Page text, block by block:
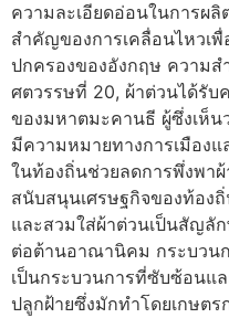
ความละเอียดอ่อนในการผ
สำคัญของการเคลื่อนไหวเ
ปกครองของอังกฤษ ความ
ศตวรรษที่ 20, ผ้าต่วนได้รับ
ของมหาตมะคานธี ผู้ซึ่งเห็น
มีความหมายทางการเมือง
ในท้องถิ่นช่วยลดการพึ่งพา
สนับสนุนเศรษฐกิจของท้อง
และสวมใส่ผ้าต่วนเป็นสัญลั
ต่อต้านอาณานิคม กระบวน
เป็นกระบวนการที่ซับซ้อนแ
ปลูกฝ้ายซึ่งมักทำโดยเกษต